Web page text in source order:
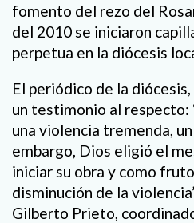
fomento del rezo del
del 2010 se iniciaron
perpetua en la diócesis
El periódico de la
un testimonio al respecto:
una violencia tremenda,
embargo, Dios eligió el
iniciar su obra y como
disminución de la
Gilberto Prieto,